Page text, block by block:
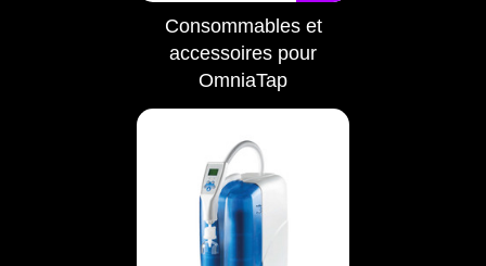
Consommables et
accessoires pour
OmniaTap